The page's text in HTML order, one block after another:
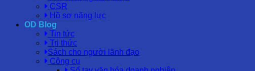
CSR
Hồ sơ năng lực
OD Blog
Tin tức
Tri thức
Sách cho người lãnh đạo
Công cụ